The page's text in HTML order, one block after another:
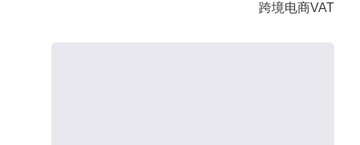
跨境电商VAT